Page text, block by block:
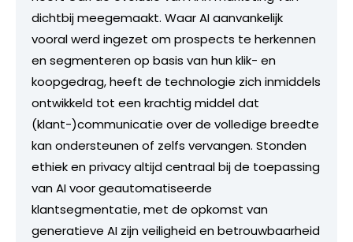
dichtbij meegemaakt. Waar AI aanvankelijk
vooral werd ingezet om prospects te herkennen
en segmenteren op basis van hun klik- en
koopgedrag, heeft de technologie zich inmiddels
ontwikkeld tot een krachtig middel dat
(klant-)communicatie over de volledige breedte
kan ondersteunen of zelfs vervangen. Stonden
ethiek en privacy altijd centraal bij de toepassing
van AI voor geautomatiseerde
klantsegmentatie, met de opkomst van
generatieve AI zijn veiligheid en betrouwbaarheid